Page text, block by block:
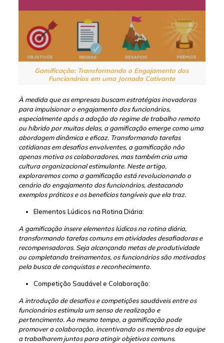
Gamificação: Transformando o Engajamento dos
Funcionários em uma Jornada Cativante
À medida que as empresas buscam estratégias inovadoras
para impulsionar o engajamento dos funcionários,
especialmente após a adoção do regime de trabalho remoto
ou híbrido por muitas delas, a gamificação emerge como uma
abordagem dinâmica e eficaz. Transformando tarefas
cotidianas em desafios envolventes, a gamificação não
apenas motiva os colaboradores, mas também cria uma
cultura organizacional estimulante. Neste artigo,
exploraremos como a gamificação está revolucionando o
cenário do engajamento dos funcionários, destacando
exemplos práticos e os benefícios tangíveis que ela traz.
Elementos Lúdicos na Rotina Diária:
A gamificação insere elementos lúdicos na rotina diária,
transformando tarefas comuns em atividades desafiadoras e
recompensadoras. Seja alcançando metas de produtividade
ou completando treinamentos, os funcionários são motivados
pela busca de conquistas e reconhecimento.
Competição Saudável e Colaboração:
A introdução de desafios e competições saudáveis entre os
funcionários estimula um senso de realização e
pertencimento. Ao mesmo tempo, a gamificação pode
promover a colaboração, incentivando os membros da equipe
a trabalharem juntos para atingir objetivos comuns.